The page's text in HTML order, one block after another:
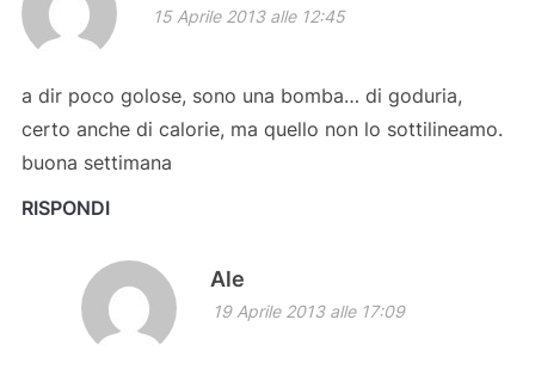
15 Aprile 2013 alle 12:45
a dir poco golose, sono una bomba… di goduria,
certo anche di calorie, ma quello non lo sottilineamo.
buona settimana
RISPONDI
Ale
19 Aprile 2013 alle 17:09